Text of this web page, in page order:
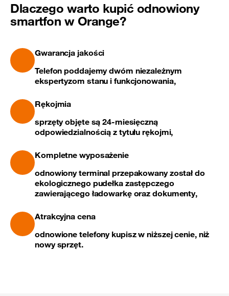
Dlaczego warto kupić odnowiony
smartfon w Orange?
Gwarancja jakości
Telefon poddajemy dwóm niezależnym
ekspertyzom stanu i funkcjonowania,
Rękojmia
sprzęty objęte są 24-miesięczną
odpowiedzialnością z tytułu rękojmi,
Kompletne wyposażenie
odnowiony terminal przepakowany został do
ekologicznego pudełka zastępczego
zawierającego ładowarkę oraz dokumenty,
Atrakcyjna cena
odnowione telefony kupisz w niższej cenie, niż
nowy sprzęt.